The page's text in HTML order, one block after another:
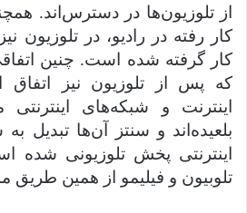
از تلوزیون‌ها در دسترس‌اند.
کار رفته در رادیو، در تلوزیون
کار گرفته شده است. چنین
که پس از تلوزیون نیز اتفاق
اینترنت و شبکه‌های اینترنتی
بلعیده‌اند و سنتز آن‌ها تبدیل
اینترنتی پخش تلوزیونی شده
تلوبیون و فیلیمو از همین طریق